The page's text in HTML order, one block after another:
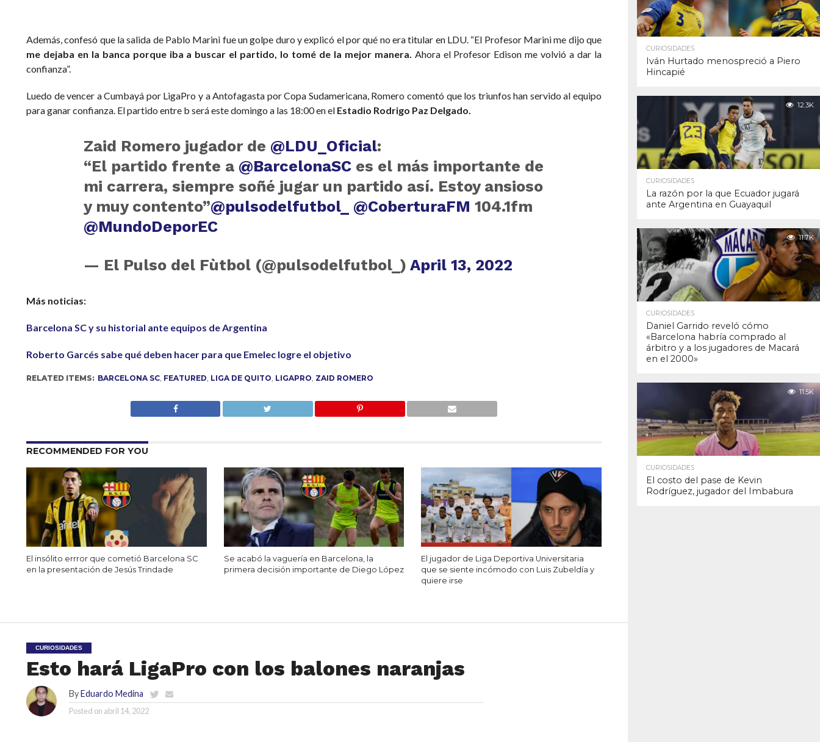
Además, confesó que la salida de Pablo Marini fue un golpe duro y explicó el por qué no era titular en LDU. “El Profesor Marini me dijo que
me dejaba en la banca porque iba a buscar el partido, lo tomé de la mejor manera. Ahora el Profesor Edison me volvió a dar la
confianza”.
Luedo de vencer a Cumbayá por LigaPro y a Antofagasta por Copa Sudamericana, Romero comentó que los triunfos han servido al equipo
para ganar confianza. El partido entre b será este domingo a las 18:00 en el Estadio Rodrigo Paz Delgado.
Zaid Romero jugador de @LDU_Oficial:
“El partido frente a @BarcelonaSC es el más importante de
mi carrera, siempre soñé jugar un partido así. Estoy ansioso
y muy contento”@pulsodelfutbol_ @CoberturaFM 104.1fm
@MundoDeporEC
— El Pulso del Fùtbol (@pulsodelfutbol_)April 13, 2022
Más noticias:
Barcelona SC y su historial ante equipos de Argentina
Roberto Garcés sabe qué deben hacer para que Emelec logre el objetivo
RELATED ITEMS: BARCELONA SC, FEATURED, LIGA DE QUITO, LIGAPRO, ZAID ROMERO
RECOMMENDED FOR YOU
El insólito errror que cometió Barcelona SC
en la presentación de Jesús Trindade
Se acabó la vaguería en Barcelona, la
primera decisión importante de Diego López
El jugador de Liga Deportiva Universitaria
que se siente incómodo con Luis Zubeldía y
quiere irse
CURIOSIDADES
Esto hará LigaPro con los balones naranjas
ByEduardo Medina
Posted on abril 14, 2022
CURIOSIDADES
Iván Hurtado menospreció a Piero
Hincapié
12.3K
CURIOSIDADES
La razón por la que Ecuador jugará
ante Argentina en Guayaquil
11.7K
CURIOSIDADES
Daniel Garrido reveló cómo
«Barcelona habría comprado al
árbitro y a los jugadores de Macará
en el 2000»
11.5K
CURIOSIDADES
El costo del pase de Kevin
Rodríguez, jugador del Imbabura